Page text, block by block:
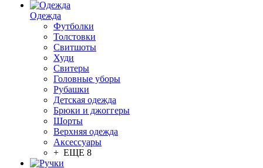
Одежда
Футболки
Толстовки
Свитшоты
Худи
Свитеры
Головные уборы
Рубашки
Детская одежда
Брюки и джоггеры
Шорты
Верхняя одежда
Аксессуары
+ ЕЩЕ 8